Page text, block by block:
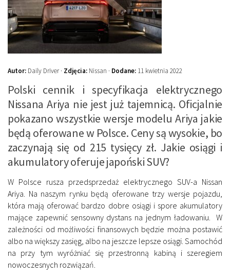
Autor: Daily Driver · Zdjęcia: Nissan · Dodane: 11 kwietnia 2022
Polski cennik i specyfikacja elektrycznego
Nissana Ariya nie jest już tajemnicą. Oficjalnie
pokazano wszystkie wersje modelu Ariya jakie
będą oferowane w Polsce. Ceny są wysokie, bo
zaczynają się od 215 tysięcy zł. Jakie osiągi i
akumulatory oferuje japoński SUV?
W Polsce rusza przedsprzedaż elektrycznego SUV-a Nissan
Ariya. Na naszym rynku będą oferowane trzy wersje pojazdu,
która mają oferować bardzo dobre osiągi i spore akumulatory
mające zapewnić sensowny dystans na jednym ładowaniu. W
zależności od możliwości finansowych będzie można postawić
albo na większy zasięg, albo na jeszcze lepsze osiągi. Samochód
na przy tym wyróżniać się przestronną kabiną i szeregiem
nowoczesnych rozwiązań.